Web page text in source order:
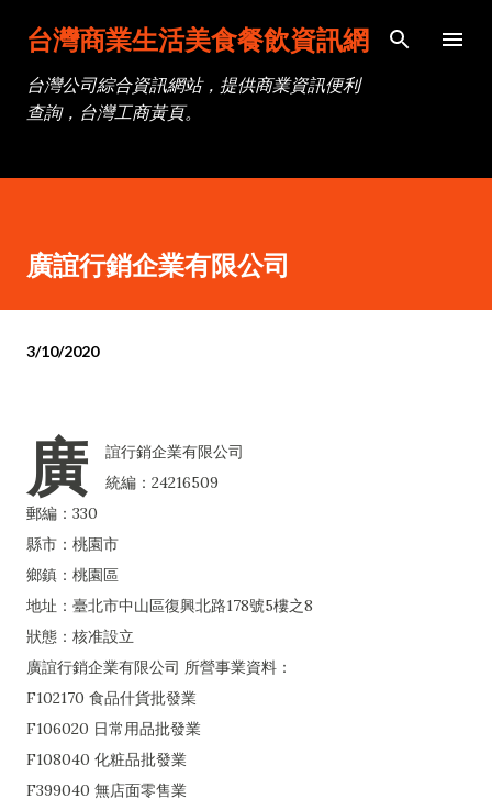
跳到主要內容
台灣商業生活美食餐飲資訊網
台灣公司綜合資訊網站，提供商業資訊便利
查詢，台灣工商黃頁。
廣誼行銷企業有限公司
3/10/2020
廣
誼行銷企業有限公司
統編：24216509
郵編：330
縣市：桃園市
鄉鎮：桃園區
地址：臺北市中山區復興北路178號5樓之8
狀態：核准設立
廣誼行銷企業有限公司 所營事業資料：
F102170 食品什貨批發業
F106020 日常用品批發業
F108040 化粧品批發業
F399040 無店面零售業